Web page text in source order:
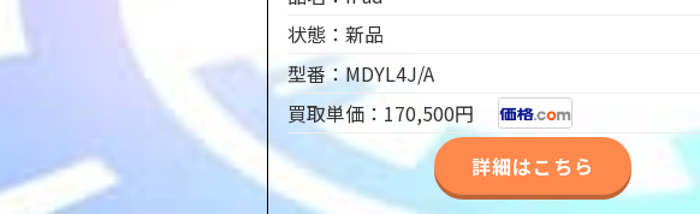
状態：新品
型番：MDYL4J/A
買取単価：170,500円
詳細はこちら